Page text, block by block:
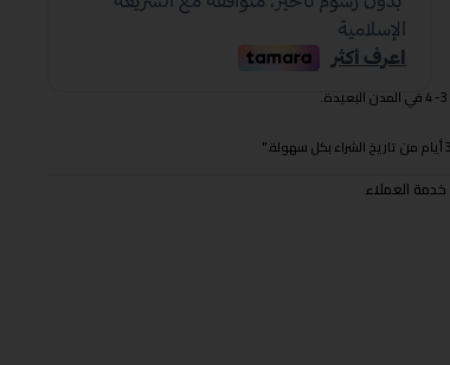
خدمة العملاء